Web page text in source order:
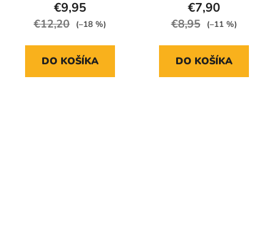
€9,95
€12,20 (–18 %)
DO KOŠÍKA
€7,90
€8,95 (–11 %)
DO KOŠÍKA